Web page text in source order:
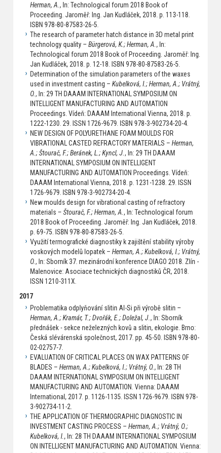
Herman, A. , In: Technological forum 2018 Book of
Proceeding. Jaroměř: Ing. Jan Kudláček, 2018. p. 113-118.
ISBN 978-80-87583-26-5.
The research of parameter hatch distance in 3D metal print
technology quality – Bürgerová, K.; Herman, A. , In:
Technological forum 2018 Book of Proceeding. Jaroměř: Ing.
Jan Kudláček, 2018. p. 12-18. ISBN 978-80-87583-26-5.
Determination of the simulation parameters of the waxes
used in investment casting – Kubelková, I.; Herman, A.; Vrátný,
O., In: 29 TH DAAAM INTERNATIONAL SYMPOSIUM ON
INTELLIGENT MANUFACTURING AND AUTOMATION
Proceedings. Vídeň: DAAAM International Vienna, 2018. p.
1222-1230. 29. ISSN 1726-9679. ISBN 978-3-902734-20-4.
NEW DESIGN OF POLYURETHANE FOAM MOULDS FOR
VIBRATIONAL CASTED REFRACTORY MATERIALS – Herman,
A.; Štourač, F.; Beránek, L.; Kyncl, J. , In: 29 TH DAAAM
INTERNATIONAL SYMPOSIUM ON INTELLIGENT
MANUFACTURING AND AUTOMATION Proceedings. Vídeň:
DAAAM International Vienna, 2018. p. 1231-1238. 29. ISSN
1726-9679. ISBN 978-3-902734-20-4.
New moulds design for vibrational casting of refractory
materials – Štourač, F.; Herman, A. , In: Technological forum
2018 Book of Proceeding. Jaroměř: Ing. Jan Kudláček, 2018.
p. 69-75. ISBN 978-80-87583-26-5.
Využití termografické diagnostiky k zajištění stability výroby
voskových modelů lopatek – Herman, A.; Kubelková, I.; Vrátný,
O., In: Sborník 37. mezinárodní konference DIAGO 2018. Zlín -
Malenovice: Asociace technických diagnostiků ČR, 2018.
ISSN 1210-311X.
2017
Problematika odplyňování slitin Al-Si při výrobě slitin –
Herman, A.; Kramár, T.; Dvořák, E.; Doležal, J. , In: Sborník
přednášek - sekce neželezných kovů a slitin, ekologie. Brno:
Česká slévárenská společnost, 2017. pp. 45-50. ISBN 978-80-
02-02757-7.
EVALUATION OF CRITICAL PLACES ON WAX PATTERNS OF
BLADES – Herman, A.; Kubelková, I.; Vrátný, O., In: 28 TH
DAAAM INTERNATIONAL SYMPOSIUM ON INTELLIGENT
MANUFACTURING AND AUTOMATION. Vienna: DAAAM
International, 2017. p. 1126-1135. ISSN 1726-9679. ISBN 978-
3-902734-11-2.
THE APPLICATION OF THERMOGRAPHIC DIAGNOSTIC IN
INVESTMENT CASTING PROCESS – Herman, A.; Vrátný, O.;
Kubelková, I., In: 28 TH DAAAM INTERNATIONAL SYMPOSIUM
ON INTELLIGENT MANUFACTURING AND AUTOMATION. Vienna: